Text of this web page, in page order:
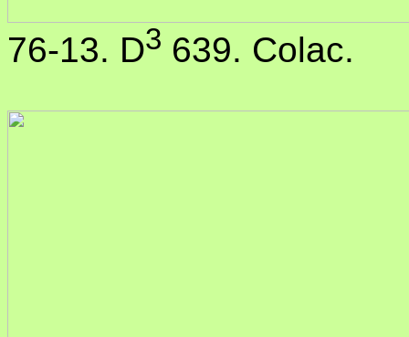
76-13. D3 639. Colac.